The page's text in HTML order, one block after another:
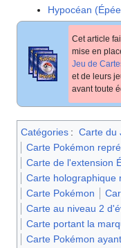
Hypocéan
Cet article
mise en
Jeu de
et de leurs
avant toute
Catégories : Carte du
Carte Pokémon
Carte de l'extension
Carte holographique
Carte Pokémon
Carte au niveau 2
Carte portant la
Carte Pokémon